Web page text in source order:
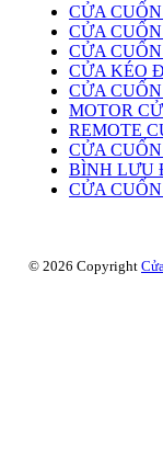
CỬA
CỬA
CỬA
CỬA KÉO
CỬA
MOTOR
REMOTE
CỬA
BÌNH LƯU
CỬA
© 2026 Copyright